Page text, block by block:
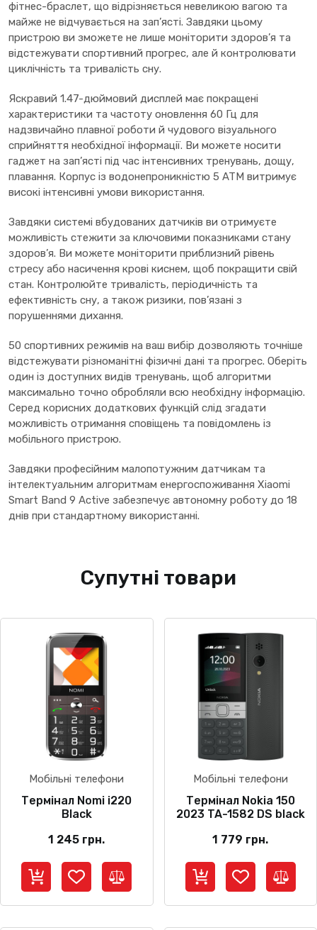
фітнес-браслет, що відрізняється невеликою вагою та
майже не відчувається на зап’ясті. Завдяки цьому
пристрою ви зможете не лише моніторити здоров’я та
відстежувати спортивний прогрес, але й контролювати
циклічність та тривалість сну.
Яскравий 1.47-дюймовий дисплей має покращені
характеристики та частоту оновлення 60 Гц для
надзвичайно плавної роботи й чудового візуального
сприйняття необхідної інформації. Ви можете носити
гаджет на зап’ясті під час інтенсивних тренувань, дощу,
плавання. Корпус із водонепроникністю 5 ATM витримує
високі інтенсивні умови використання.
Завдяки системі вбудованих датчиків ви отримуєте
можливість стежити за ключовими показниками стану
здоров’я. Ви можете моніторити приблизний рівень
стресу або насичення крові киснем, щоб покращити свій
стан. Контролюйте тривалість, періодичність та
ефективність сну, а також ризики, пов’язані з
порушеннями дихання.
50 спортивних режимів на ваш вибір дозволяють точніше
відстежувати різноманітні фізичні дані та прогрес. Оберіть
один із доступних видів тренувань, щоб алгоритми
максимально точно обробляли всю необхідну інформацію.
Серед корисних додаткових функцій слід згадати
можливість отримання сповіщень та повідомлень із
мобільного пристрою.
Завдяки професійним малопотужним датчикам та
інтелектуальним алгоритмам енергоспоживання Xiaomi
Smart Band 9 Active забезпечує автономну роботу до 18
днів при стандартному використанні.
Супутні товари
Мобільні телефони
Термінал Nomi i220
Black
1 245 грн.
Мобільні телефони
Термінал Nokia 150
2023 TA-1582 DS black
1 779 грн.